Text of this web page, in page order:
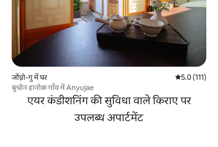
जोंग्नो-गु में घर औसत रेटिंग 5 में
5.0 (111)
बुचोन हानोक गाँव में Anyujae
एयर कंडीशनिंग की सुविधा वाले किराए पर
उपलब्ध अपार्टमेंट